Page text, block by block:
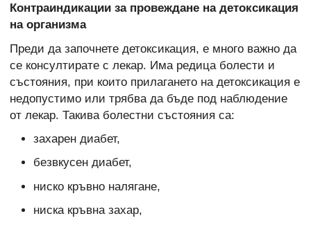
Контраиндикации за провеждане на детоксикация
на организма
Преди да започнете детоксикация, е много важно да
се консултирате с лекар. Има редица болести и
състояния, при които прилагането на детоксикация е
недопустимо или трябва да бъде под наблюдение
от лекар. Такива болестни състояния са:
захарен диабет,
безвкусен диабет,
ниско кръвно налягане,
ниска кръвна захар,